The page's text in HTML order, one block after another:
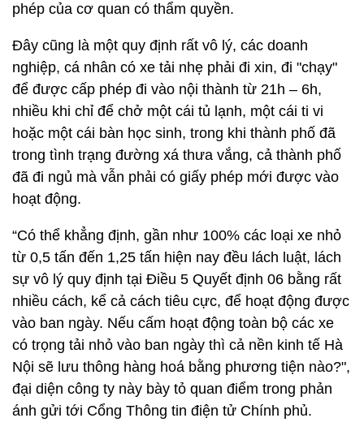
phép của cơ quan có thẩm quyền.
Đây cũng là một quy định rất vô lý, các doanh
nghiệp, cá nhân có xe tải nhẹ phải đi xin, đi "chạy"
để được cấp phép đi vào nội thành từ 21h – 6h,
nhiều khi chỉ để chở một cái tủ lạnh, một cái ti vi
hoặc một cái bàn học sinh, trong khi thành phố đã
trong tình trạng đường xá thưa vắng, cả thành phố
đã đi ngủ mà vẫn phải có giấy phép mới được vào
hoạt động.
“Có thể khẳng định, gần như 100% các loại xe nhỏ
từ 0,5 tấn đến 1,25 tấn hiện nay đều lách luật, lách
sự vô lý quy định tại Điều 5 Quyết định 06 bằng rất
nhiều cách, kể cả cách tiêu cực, để hoạt động được
vào ban ngày. Nếu cấm hoạt động toàn bộ các xe
có trọng tải nhỏ vào ban ngày thì cả nền kinh tế Hà
Nội sẽ lưu thông hàng hoá bằng phương tiện nào?",
đại diện công ty này bày tỏ quan điểm trong phản
ánh gửi tới Cổng Thông tin điện tử Chính phủ.